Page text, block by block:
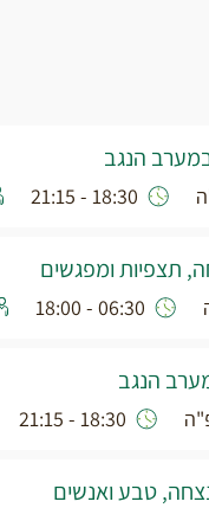
הנגב
18:30 - 21:15
תצפיות ומפגשים
06:30 - 18:00
הנגב
18:30 - 21:15
טבע ואנשים